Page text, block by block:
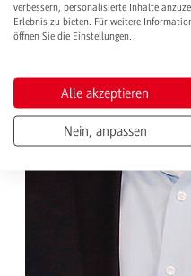
verbessern, personalisierte Inhalte
Erlebnis zu bieten. Für weitere
öffnen Sie die Einstellungen.
Alle akzeptieren
Nein, anpassen